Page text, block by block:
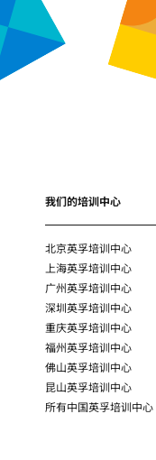
我们的培训中心
北京英孚培训中心
上海英孚培训中心
广州英孚培训中心
深圳英孚培训中心
重庆英孚培训中心
福州英孚培训中心
佛山英孚培训中心
昆山英孚培训中心
所有中国英孚培训中心